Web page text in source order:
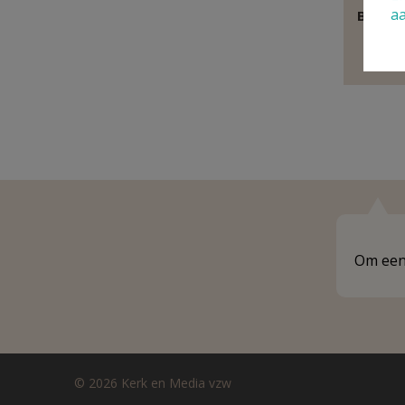
Om
© 2026 Kerk en Media vzw